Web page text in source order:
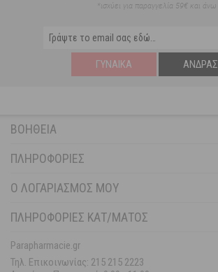
*ισχύει για παραγγελία 59€ και άνω
ΓΥΝΑΊΚΑ ΆΝΔΡΑΣ
ΒΟΉΘΕΙΑ
ΠΛΗΡΟΦΟΡΊΕΣ
Ο ΛΟΓΑΡΙΑΣΜΌΣ ΜΟΥ
ΠΛΗΡΟΦΟΡΙΕΣ ΚΑΤ/ΜΑΤΟΣ
Parapharmacie.gr
Τηλ. Επικοινωνίας: 215 215 2223